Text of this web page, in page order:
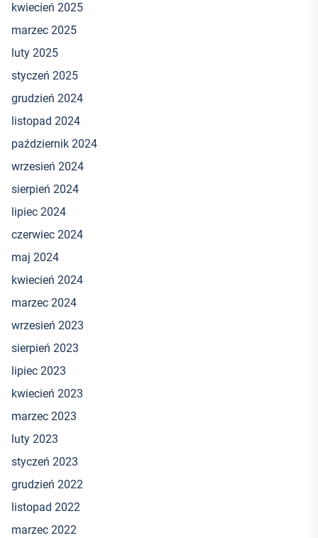
kwiecień 2025
marzec 2025
luty 2025
styczeń 2025
grudzień 2024
listopad 2024
październik 2024
wrzesień 2024
sierpień 2024
lipiec 2024
czerwiec 2024
maj 2024
kwiecień 2024
marzec 2024
wrzesień 2023
sierpień 2023
lipiec 2023
kwiecień 2023
marzec 2023
luty 2023
styczeń 2023
grudzień 2022
listopad 2022
marzec 2022